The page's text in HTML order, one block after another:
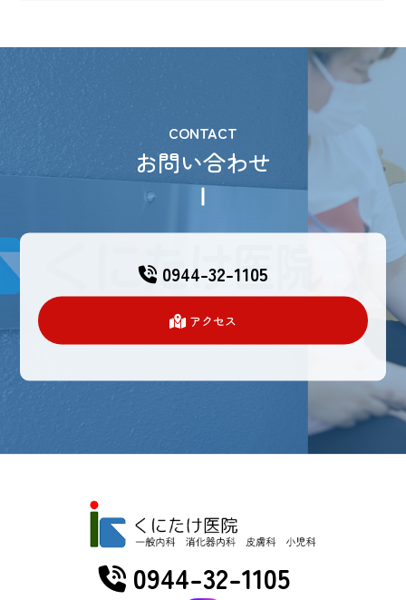
CONTACT
お問い合わせ
0944-32-1105
アクセス
0944-32-1105